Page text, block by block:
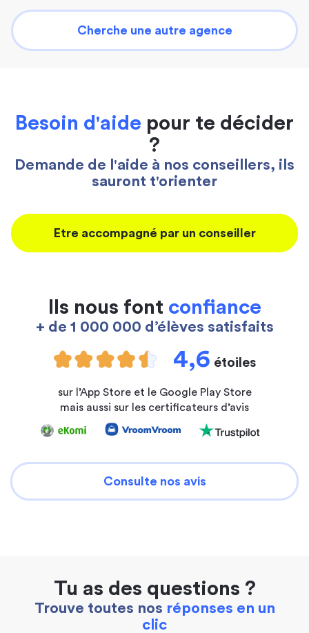
Cherche une autre agence
Besoin d'aide pour te décider
?
Demande de l'aide à nos conseillers, ils
sauront t'orienter
Etre accompagné par un conseiller
Ils nous font confiance
+ de 1 000 000 d’élèves satisfaits
4,6 étoiles
sur l’App Store et le Google Play Store
mais aussi sur les certificateurs d’avis
Consulte nos avis
Tu as des questions ?
Trouve toutes nos réponses en un
clic